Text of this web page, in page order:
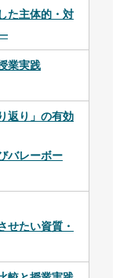
た主体的・対
業実践
返り」の有効
バレーボー
たい資質・